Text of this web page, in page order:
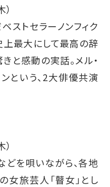
ストセラーノンフィク
上最大にして最高の辞
と感動の実話。メル・
という、2大俳優共演
どを唄いながら、各地
女旅芸人「瞽女」とし